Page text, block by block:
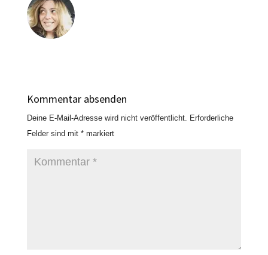
Kommentar absenden
Deine E-Mail-Adresse wird nicht veröffentlicht. Erforderliche
Felder sind mit *markiert